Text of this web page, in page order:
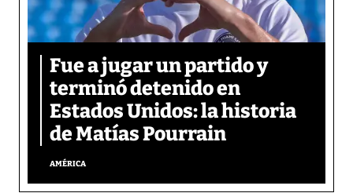
Fue a jugar un partido y
terminó detenido en
Estados Unidos: la historia
de Matías Pourrain
AMÉRICA